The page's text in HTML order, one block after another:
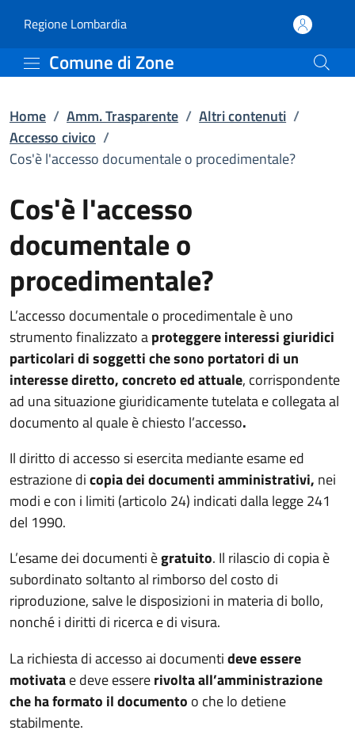
Cos'è l'accesso
Regione Lombardia(apre in un'altra scheda).
Comune di Zone
Home / Amm. Trasparente / Altri contenuti /
Accesso civico /
Cos'è l'accesso documentale o procedimentale?
Cos'è l'accesso
documentale o
procedimentale?
L’accesso documentale o procedimentale è uno
strumento finalizzato aproteggere interessi giuridici
particolari di soggetti che sono portatori di un
interesse diretto, concreto ed attuale, corrispondente
ad una situazione giuridicamente tutelata e collegata al
documento al quale è chiesto l’accesso.
Il diritto di accesso si esercita mediante esame ed
estrazione dicopia dei documenti amministrativi, nei
modi e con i limiti (articolo 24) indicati dalla legge 241
del 1990.
L’esame dei documenti ègratuito. Il rilascio di copia è
subordinato soltanto al rimborso del costo di
riproduzione, salve le disposizioni in materia di bollo,
nonché i diritti di ricerca e di visura.
La richiesta di accesso ai documentideve essere
motivatae deve essererivolta all’amministrazione
che ha formato il documento o che lo detiene
stabilmente.